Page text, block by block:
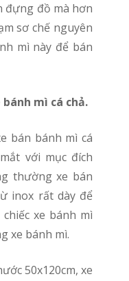
đựng đồ mà hơn
sơ chế nguyên
mì này để bán
mì cá chả.
với mục đích
thường xe bán
inox rất dày để
xe bánh mì
xe bánh mì.